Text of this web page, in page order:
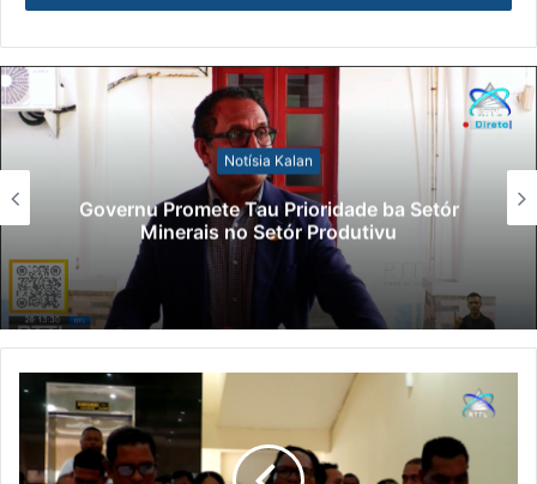
Notísia Kalan
Governu Promete Tau Prioridade ba Setór
Minerais no Setór Produtivu